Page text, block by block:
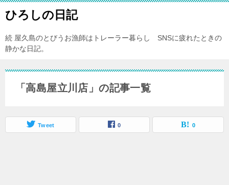
ひろしの日記
続 屋久島のとびうお漁師はトレーラー暮らし SNSに疲れたときの
静かな日記。
「高島屋立川店」の記事一覧
Tweet 0 0